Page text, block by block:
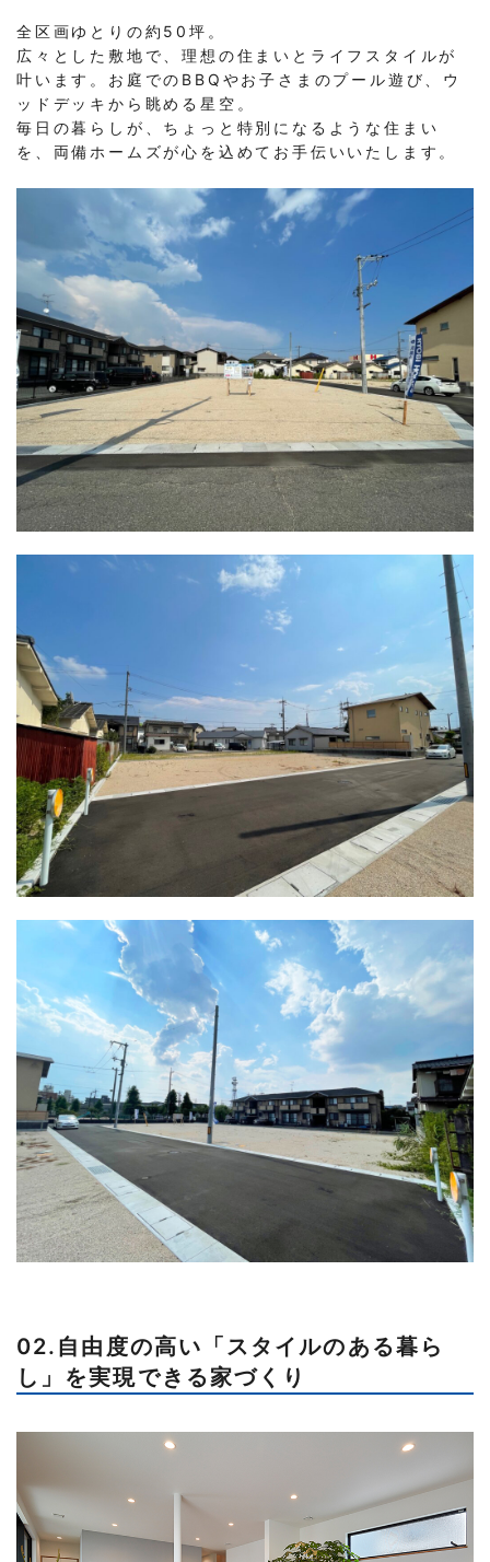
全区画ゆとりの約50坪。
広々とした敷地で、理想の住まいとライフスタイルが
叶います。お庭でのBBQやお子さまのプール遊び、ウ
ッドデッキから眺める星空。
毎日の暮らしが、ちょっと特別になるような住まい
を、両備ホームズが心を込めてお手伝いいたします。
02.自由度の高い「スタイルのある暮ら
し」を実現できる家づくり